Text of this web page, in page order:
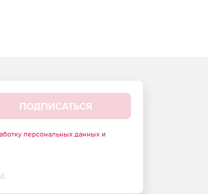
ПОДПИСАТЬСЯ
персональных данныхи